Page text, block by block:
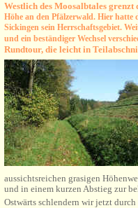
Westlich des Moosalbtales grenzt
Höhe an den Pfälzerwald. Hier hatte
Sickingen sein Herrschaftsgebiet.
und ein beständiger Wechsel
Rundtour, die leicht in
aussichtsreichen grasigen
und in einem kurzen Abstieg zur
Ostwärts schlendern wir jetzt